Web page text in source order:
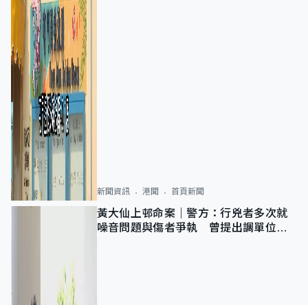
新聞資訊 港聞 首頁新聞
黃大仙上邨命案｜警方：行兇者多次就
噪音問題與傷者爭執 曾提出調單位已